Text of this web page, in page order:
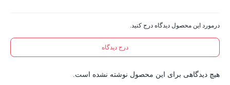
درمورد این محصول دیدگاه درج کنید.
درج دیدگاه
هیچ دیدگاهی برای این محصول نوشته نشده است.